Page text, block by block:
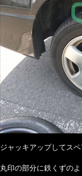
ジャッキアップしてス
丸印の部分に鉄くずの